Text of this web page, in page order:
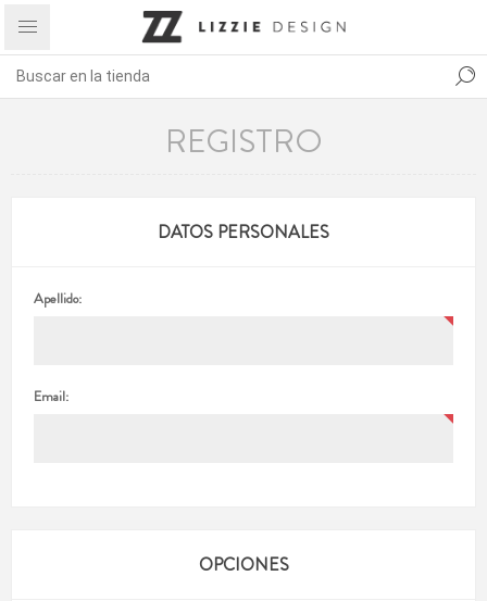
REGISTRO
DATOS PERSONALES
Apellido:
Email:
OPCIONES